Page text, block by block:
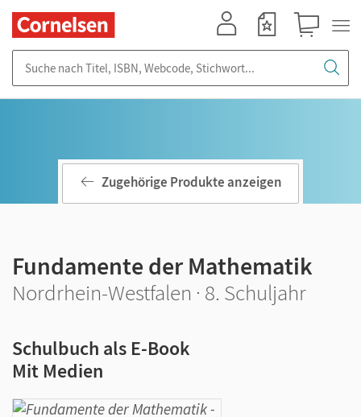
Zugehörige Produkte anzeigen
Fundamente der Mathematik
Nordrhein-Westfalen · 8. Schuljahr
Schulbuch als E-Book
Mit Medien